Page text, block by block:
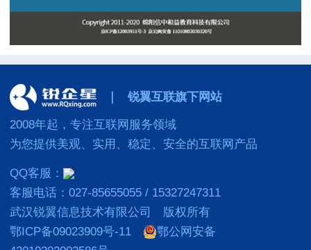
锐翼互联旗下网站
2008年起，专注互联网服务领域
为您提供美观、实用、稳定、安全的互联网产品
QQ客服：
客服电话：027-85655055 / 15327247311
武汉锐翼信息技术有限公司 版权所有
鄂ICP备09023909号-11
鄂公网安备